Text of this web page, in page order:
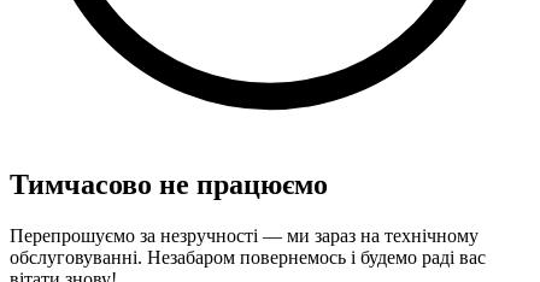
Тимчасово не працюємо
Перепрошуємо за незручності — ми зараз на технічному
обслуговуванні. Незабаром повернемось і будемо раді вас